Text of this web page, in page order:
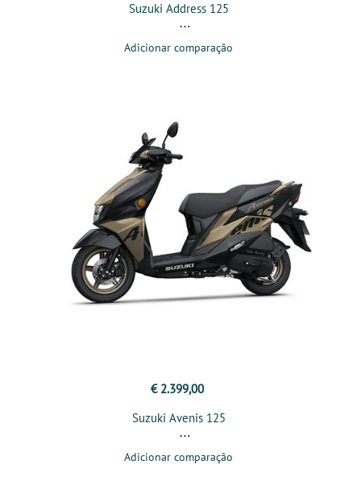
Suzuki Address 125
Adicionar comparação
€ 2.399,00
Suzuki Avenis 125
Adicionar comparação